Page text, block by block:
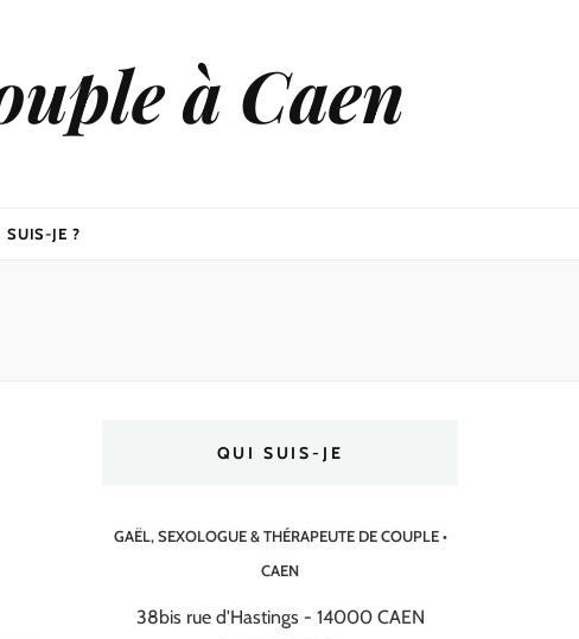
à Caen
SUIS-JE ?
QUI SUIS-JE
GAËL, SEXOLOGUE & THÉRAPEUTE DE COUPLE •
CAEN
38bis rue d'Hastings - 14000 CAEN